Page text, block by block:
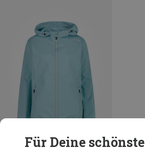
Für Deine schönste